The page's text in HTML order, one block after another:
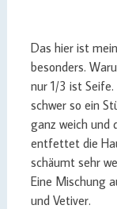
Das hier ist
besonders.
nur 1/3 ist
schwer so ein
ganz weich und
entfettet die
schäumt sehr
Eine Mischung
und Vetiver.